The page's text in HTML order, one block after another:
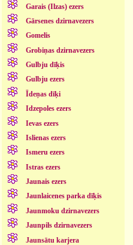
Garais (Ilzas) ezers
Gārsenes dzirnavezers
Gomelis
Grobiņas dzirnavezers
Gulbju dīķis
Gulbju ezers
Īdeņas dīķi
Idzepoles ezers
Ievas ezers
Islienas ezers
Ismeru ezers
Istras ezers
Jaunais ezers
Jaunlaicenes parka dīķis
Jaunmoku dzirnavezers
Jaunpils dzirnavezers
Jaunsātu karjera